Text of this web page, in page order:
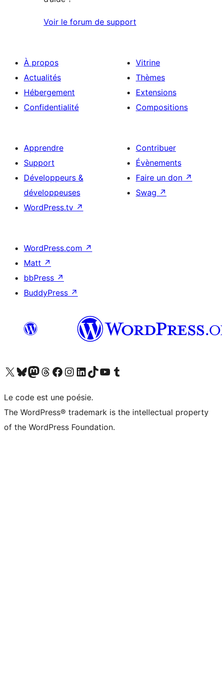
Voir le forum de support
À propos
Actualités
Hébergement
Confidentialité
Vitrine
Thèmes
Extensions
Compositions
Apprendre
Support
Développeurs &
développeuses
WordPress.tv ↗
Contribuer
Évènements
Faire un don ↗
Swag ↗
WordPress.com ↗
Matt ↗
bbPress ↗
BuddyPress ↗
Visitez notre compte X (précédemment Twitter)
Visiter notre compte Bluesky
Visiter notre compte Mastodon
Visiter notre compte Threads
Consulter notre compte Facebook
Consulter notre compte Instagram
Consulter notre compte LinkedIn
Visiter notre compte TokTok
Visiter notre chaîne YouTube
Visiter notre compte Tumblr
Le code est une poésie.
The WordPress® trademark is the intellectual property
of the WordPress Foundation.